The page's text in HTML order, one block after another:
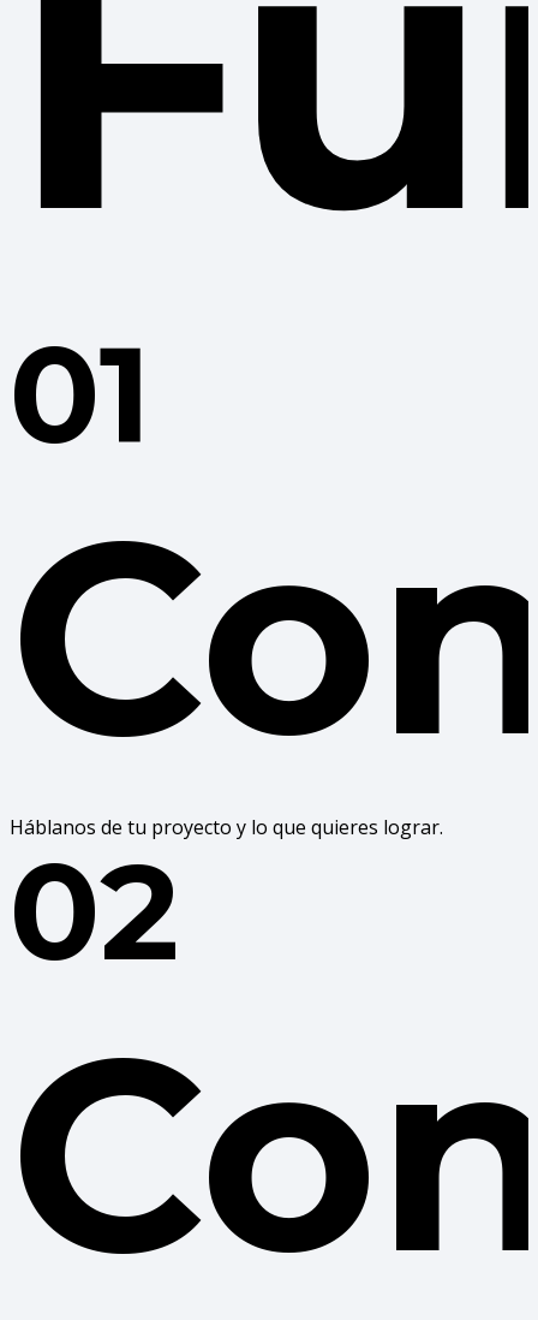
01
Háblanos de tu proyecto y lo que quieres lograr.
02